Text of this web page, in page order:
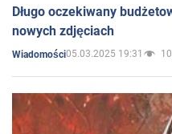
Długo oczekiwany
nowych zdjęciach
Wiadomości05.03.2025 19:31 10